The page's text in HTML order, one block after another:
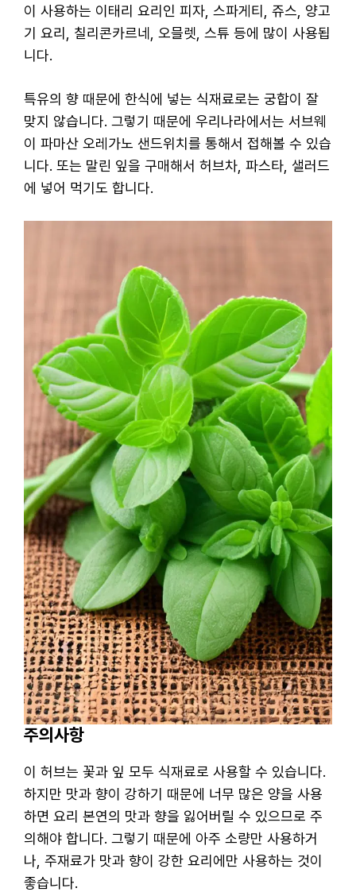
이 사용하는 이태리 요리인 피자, 스파게티, 쥬스, 양고
기 요리, 칠리콘카르네, 오믈렛, 스튜 등에 많이 사용됩
니다.
특유의 향 때문에 한식에 넣는 식재료로는 궁합이 잘
맞지 않습니다. 그렇기 때문에 우리나라에서는 서브웨
이 파마산 오레가노 샌드위치를 통해서 접해볼 수 있습
니다. 또는 말린 잎을 구매해서 허브차, 파스타, 샐러드
에 넣어 먹기도 합니다.
주의사항
이 허브는 꽃과 잎 모두 식재료로 사용할 수 있습니다.
하지만 맛과 향이 강하기 때문에 너무 많은 양을 사용
하면 요리 본연의 맛과 향을 잃어버릴 수 있으므로 주
의해야 합니다. 그렇기 때문에 아주 소량만 사용하거
나, 주재료가 맛과 향이 강한 요리에만 사용하는 것이
좋습니다.